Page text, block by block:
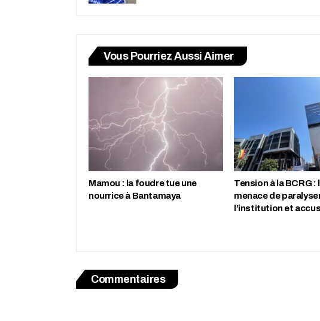
Vous Pourriez Aussi Aimer
Mamou : la foudre tue une
nourrice à Bantamaya
Tension à la BCRG
menace de
l’institution et
Commentaires